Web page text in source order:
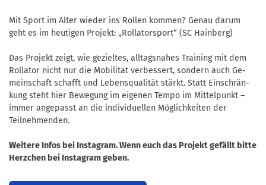
Mit Sport im Alter wieder ins Rollen kommen? Genau darum
geht es im heutigen Projekt: „Rollatorsport“ (SC Hainberg)
Das Projekt zeigt, wie gezieltes, alltagsnahes Training mit dem
Rollator nicht nur die Mo­bi­lität ver­bes­sert, sondern auch Ge­
mein­schaft schafft und Lebensqualität stärkt. Statt Ein­schrän­
kung steht hier Bewe­gung im eigenen Tempo im Mit­tel­punkt –
immer angepasst an die individuellen Möglich­keiten der
Teilnehmenden.
Weitere Infos bei Instagram. Wenn euch das Projekt gefällt bitte
Herzchen bei Instagram geben.